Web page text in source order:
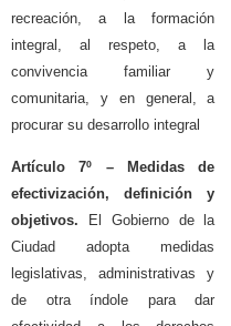
recreación, a la formación
integral, al respeto, a la
convivencia familiar y
comunitaria, y en general, a
procurar su desarrollo integral
Artículo 7º – Medidas de
efectivización, definición y
objetivos. El Gobierno de la
Ciudad adopta medidas
legislativas, administrativas y
de otra índole para dar